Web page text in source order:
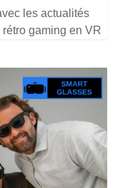
les actualités
gaming en VR